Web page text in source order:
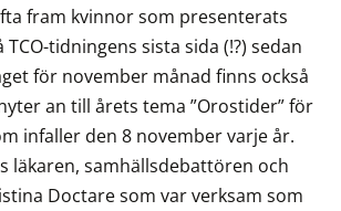
fram kvinnor som presenterats
tidningens sista sida (!?) sedan
för november månad finns också
an till årets tema ”Orostider” för
infaller den 8 november varje år.
läkaren, samhällsdebattören och
Doctare som var verksam som